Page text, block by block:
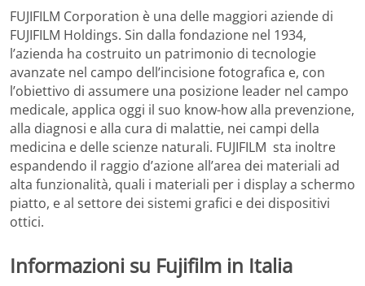
FUJIFILM Corporation è una delle maggiori aziende di
FUJIFILM Holdings. Sin dalla fondazione nel 1934,
l’azienda ha costruito un patrimonio di tecnologie
avanzate nel campo dell’incisione fotografica e, con
l’obiettivo di assumere una posizione leader nel campo
medicale, applica oggi il suo know-how alla prevenzione,
alla diagnosi e alla cura di malattie, nei campi della
medicina e delle scienze naturali. FUJIFILM sta inoltre
espandendo il raggio d’azione all’area dei materiali ad
alta funzionalità, quali i materiali per i display a schermo
piatto, e al settore dei sistemi grafici e dei dispositivi
ottici.
Informazioni su Fujifilm in Italia